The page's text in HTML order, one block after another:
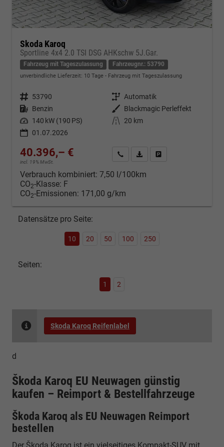
Skoda Karoq
Sportline 4x4 2.0 TSI DSG AHKschw 5J.Gar.
Fahrzeug mit Tageszulassung Fahrzeugnr.: 53790
unverbindliche Lieferzeit: 10 Tage Fahrzeug mit Tageszulassung
Fahrzeugnr. 53790 Getriebe Automatik
Kraftstoff Benzin Außenfarbe Blackmagic Perleffekt
Leistung 140 kW (190 PS) Kilometerstand
20 km
01.07.2026
40.396,– €
incl. 19% MwSt.
Kontakt & Angebot anfordern
PDF-Datei, Fahrzeugexposé
Verbrauch kombiniert: 7,50 l/100km
CO2-Klasse: F
CO2-Emissionen: 171,00 g/km
Datensätze pro Seite:
10 20 50 100 250
Seiten:
1 2
Skoda Karoq Reifenlabel
d
Škoda Karoq EU Neuwagen günstig
kaufen – Reimport & Bestellfahrzeuge
Škoda Karoq als EU Neuwagen Reimport
bestellen
Der Škoda Karoq ist ein vielseitiges Kompakt-SUV mit